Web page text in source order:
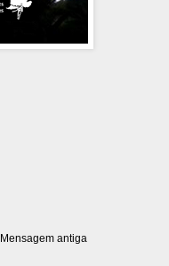
Mensagem antiga